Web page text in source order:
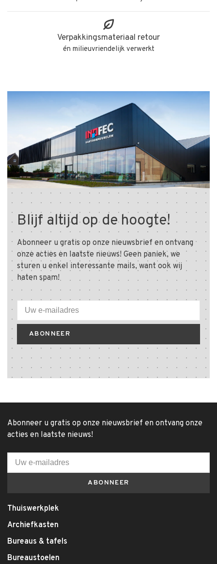
Verpakkingsmateriaal retour
én milieuvriendelijk verwerkt
Blijf altijd op de hoogte!
Abonneer u gratis op onze nieuwsbrief en ontvang
onze acties en laatste nieuws! Geen paniek, we
sturen u enkel interessante mails, want ook wij
haten spam!
ABONNEER
Abonneer u gratis op onze nieuwsbrief en ontvang onze
acties en laatste nieuws!
ABONNEER
Thuiswerkplek
Archiefkasten
Bureaus & tafels
Bureaustoelen